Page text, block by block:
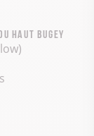
Haut Bugey